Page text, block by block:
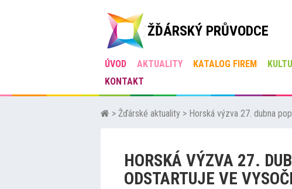
ŽĎÁRSKÝ PRŮVODCE
ÚVOD AKTUALITY KATALOG FIREM
KONTAKT
> Žďárské aktuality > Horská výzva 27. dubna
HORSKÁ VÝZVA 27.
ODSTARTUJE VE